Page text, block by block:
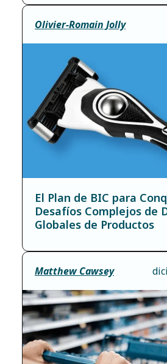
Olivier-Romain Jolly
El Plan de BIC para
Desafíos Complejos de
Globales de Productos
Matthew Cawsey